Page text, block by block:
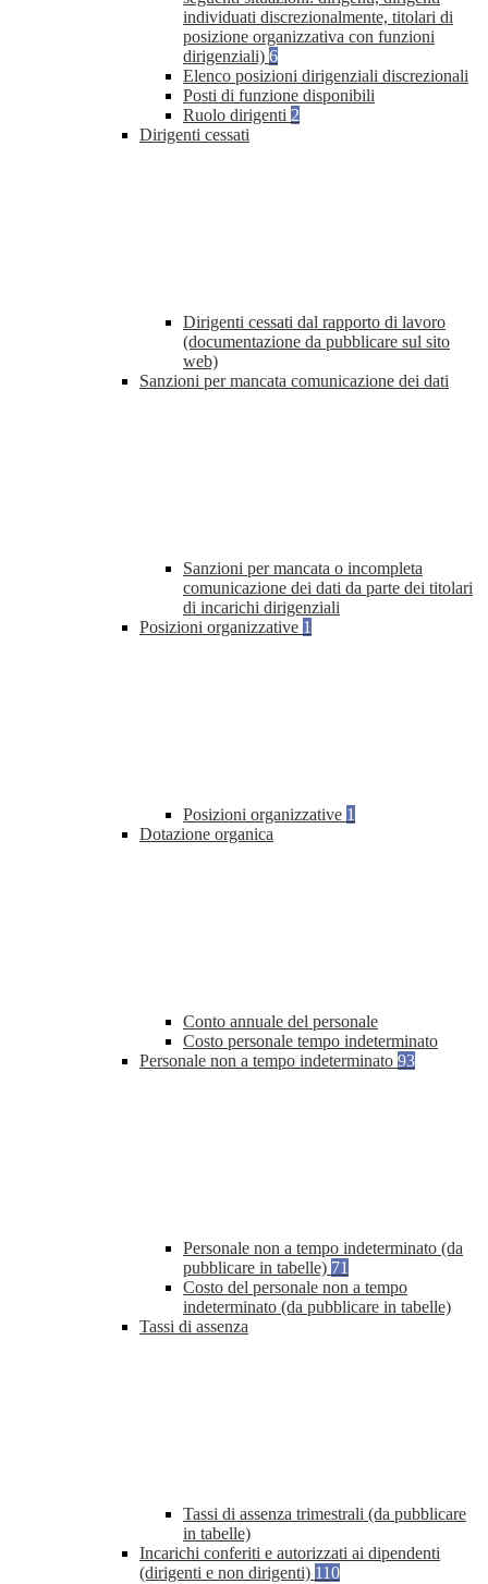
individuati discrezionalmente, titolari di
posizione organizzativa con funzioni
dirigenziali) 6
Elenco posizioni dirigenziali discrezionali
Posti di funzione disponibili
Ruolo dirigenti 2
Dirigenti cessati
Dirigenti cessati dal rapporto di lavoro
(documentazione da pubblicare sul sito
web)
Sanzioni per mancata comunicazione dei dati
Sanzioni per mancata o incompleta
comunicazione dei dati da parte dei titolari
di incarichi dirigenziali
Posizioni organizzative 1
Posizioni organizzative 1
Dotazione organica
Conto annuale del personale
Costo personale tempo indeterminato
Personale non a tempo indeterminato 93
Personale non a tempo indeterminato (da
pubblicare in tabelle) 71
Costo del personale non a tempo
indeterminato (da pubblicare in tabelle)
Tassi di assenza
Tassi di assenza trimestrali (da pubblicare
in tabelle)
Incarichi conferiti e autorizzati ai dipendenti
(dirigenti e non dirigenti) 110